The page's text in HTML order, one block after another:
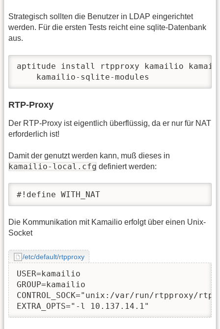
Strategisch sollten die Benutzer in LDAP eingerichtet
werden. Für die ersten Tests reicht eine sqlite-Datenbank
aus.
aptitude install rtpproxy kamailio
    kamailio-sqlite-modules
RTP-Proxy
Der RTP-Proxy ist eigentlich überflüssig, da er nur für NAT
erforderlich ist!
Damit der genutzt werden kann, muß dieses in
kamailio-local.cfg definiert werden:
#!define WITH_NAT
Die Kommunikation mit Kamailio erfolgt über einen Unix-
Socket
/etc/default/rtpproxy
USER=kamailio
GROUP=kamailio
CONTROL_SOCK="unix:/var/run/rtpproxy/
EXTRA_OPTS="-l 10.137.14.1"